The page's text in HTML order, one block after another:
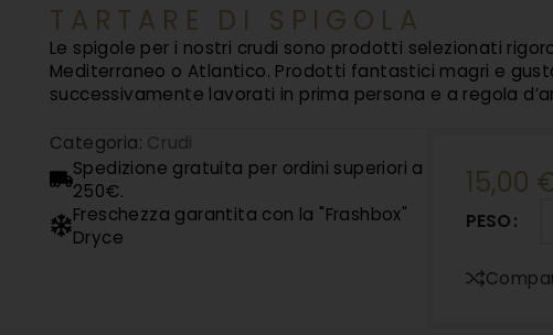
TARTARE DI SPIGOLA
Le spigole per i nostri crudi sono prodotti selezionati
Mediterraneo o Atlantico. Prodotti fantastici magri e
successivamente lavorati in prima persona e a regola
Categoria: Crudi
Spedizione gratuita per ordini superiori a
250€.
Freschezza garantita con la "Frashbox"
Dryce
15,00
PESO